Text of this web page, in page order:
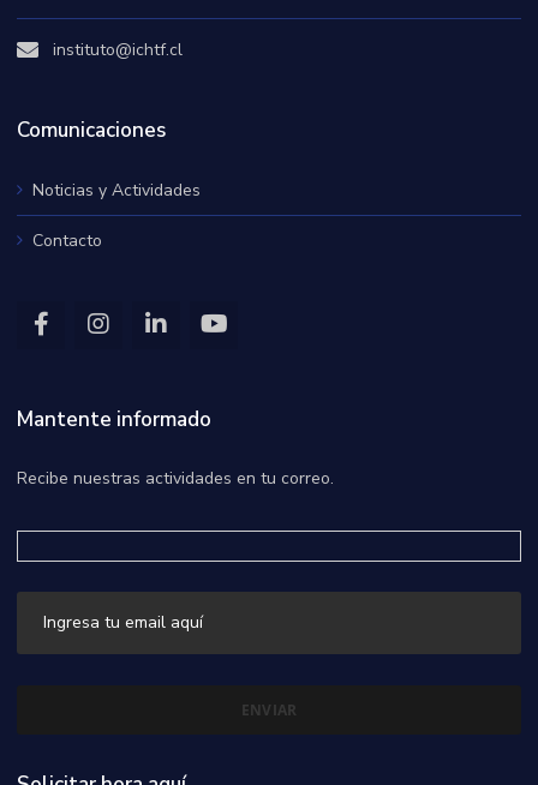
instituto@ichtf.cl
Comunicaciones
Noticias y Actividades
Contacto
Mantente informado
Recibe nuestras actividades en tu correo.